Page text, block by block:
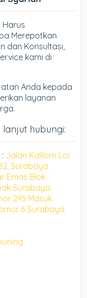
Harus
Merepotkan
dan Konsultasi,
kami di
Anda kepada
layanan
hubungi:
: Jalan Kalilom Lor
Surabaya.
Emas Blok
Surabaya.
245 Masuk
6 Surabaya.